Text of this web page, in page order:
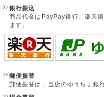
銀行振込
商品代金はPayPay銀行、楽天
ます。
郵便振替
郵便振替は、当店のゆうちょ銀